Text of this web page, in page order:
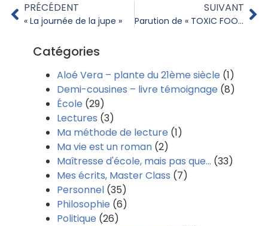
PRÉCÉDENT
« La journée de la jupe »
SUIVANT
Parution de « TOXIC FOOD » le 18 novembre 2009
Catégories
Aloé Vera – plante du 21ème siècle (1)
Demi-cousines – livre témoignage (8)
École (29)
Lectures (3)
Ma méthode de lecture (1)
Ma vie est un roman(2)
Maîtresse d'école, mais pas que… (33)
Mes écrits, Master Class (7)
Personnel(35)
Philosophie (6)
Politique (26)